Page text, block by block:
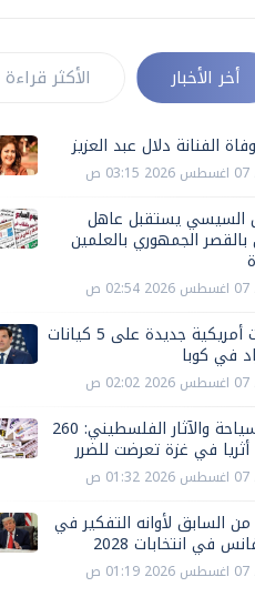
أخر الأخبار الأكثر قراءة
السيسي يستقبل عاهل
بالقصر الجمهوري بالعلمين
عقوبات أمريكية جديدة على 5 كيانات
وزير السياحة والآثار الفلسطيني: 260
في غزة تعرضت للضرر
السابق لأوانه التفكير في
في انتخابات 2028